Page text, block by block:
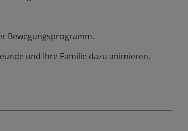
Bewegungsprogramm.
und Ihre Familie dazu animieren,